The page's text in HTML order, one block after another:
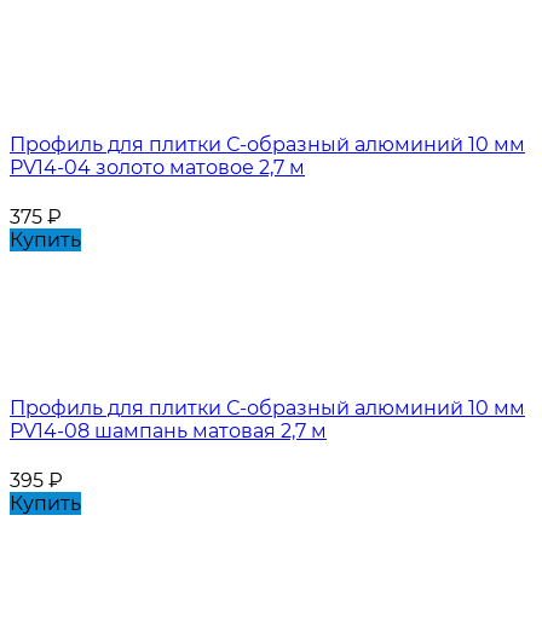
Профиль для плитки С-образный алюминий 10 мм
PV14-04 золото матовое 2,7 м
375 ₽
Купить
Профиль для плитки С-образный алюминий 10 мм
PV14-08 шампань матовая 2,7 м
395 ₽
Купить